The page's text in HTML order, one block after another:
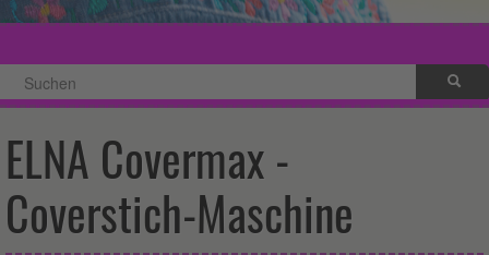
ELNA Covermax -
Coverstich-Maschine